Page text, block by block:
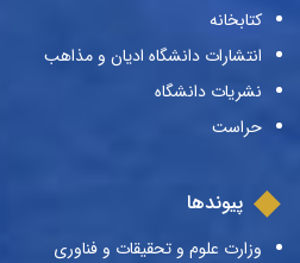
کتابخانه
انتشارات دانشگاه ادیان و مذاهب
نشریات دانشگاه
حراست
پیوندها
وزارت علوم و تحقیقات و فناوری